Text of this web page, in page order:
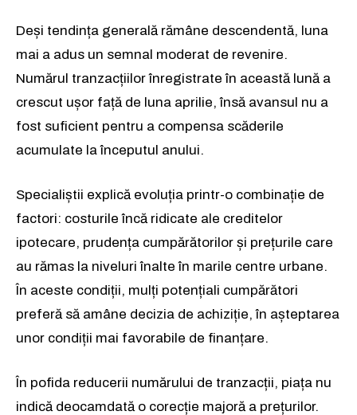
Deși tendința generală rămâne descendentă, luna
mai a adus un semnal moderat de revenire.
Numărul tranzacțiilor înregistrate în această lună a
crescut ușor față de luna aprilie, însă avansul nu a
fost suficient pentru a compensa scăderile
acumulate la începutul anului.
Specialiștii explică evoluția printr-o combinație de
factori: costurile încă ridicate ale creditelor
ipotecare, prudența cumpărătorilor și prețurile care
au rămas la niveluri înalte în marile centre urbane.
În aceste condiții, mulți potențiali cumpărători
preferă să amâne decizia de achiziție, în așteptarea
unor condiții mai favorabile de finanțare.
În pofida reducerii numărului de tranzacții, piața nu
indică deocamdată o corecție majoră a prețurilor.